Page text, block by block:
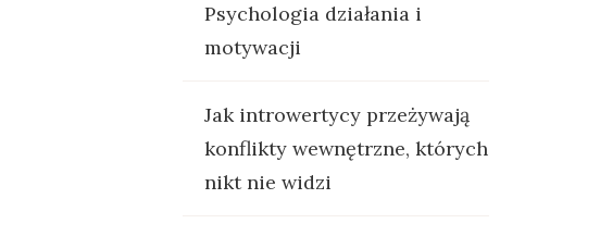
Psychologia działania i
motywacji
Jak introwertycy przeżywają
konflikty wewnętrzne, których
nikt nie widzi